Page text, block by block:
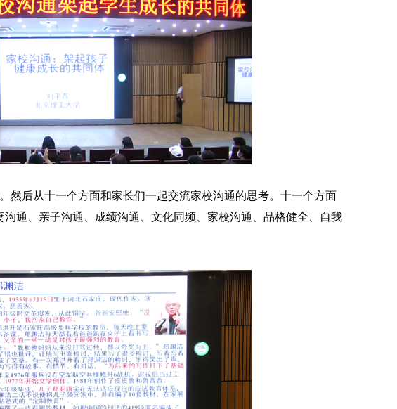
然后从十一个方面和家长们一起交流家校沟通的思考。十一个方面
通、亲子沟通、成绩沟通、文化同频、家校沟通、品格健全、自我